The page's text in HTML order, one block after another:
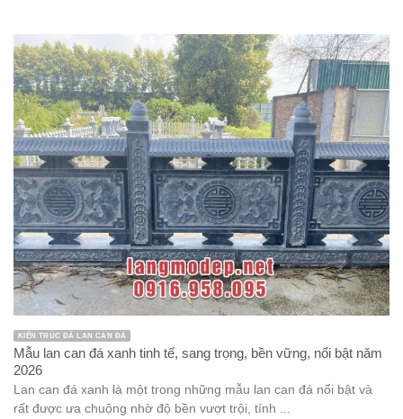
KIẾN TRÚC ĐÁ LAN CAN ĐÁ
Mẫu lan can đá xanh tinh tế, sang trọng, bền vững, nổi bật năm
2026
Lan can đá xanh là một trong những mẫu lan can đá nổi bật và
rất được ưa chuộng nhờ độ bền vượt trội, tính ...